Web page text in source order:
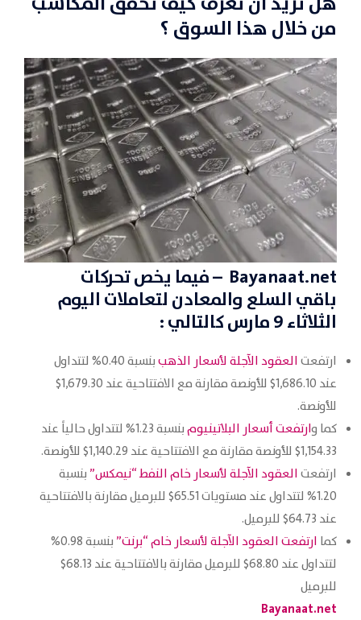
من خلال هذا السوق ؟
Bayanaat.net – فيما يخص تحركات
باقيالسلع والمعادنلتعاملات اليوم
الثلاثاء 9 مارس كالتالي :
ارتفعتالعقود الآجلة لأسعار الذهب
بنسبة 0.40% لتتداول
عند 1,686.10$ للأونصة مقارنة مع الافتتاحية عند 1,679.30$
للأونصة.
كما وارتفعت أسعار البلاتينيوم
بنسبة 1.23% لتتداول حالياً عند
1,154.33$ للأونصة مقارنة مع الافتتاحية عند 1,140.29$ للأونصة.
ارتفعتالعقود الآجلة لأسعار خام النفط “نيمكس” بنسبة
1.20% لتتداول عند مستويات 65.51$ للبرميل مقارنة بالافتتاحية
عند 64.73$ للبرميل.
كما ارتفعت العقود الآجلة لأسعار خام “برنت”
بنسبة 0.98%
لتتداول عند 68.80$ للبرميل مقارنة بالافتتاحية عند 68.13$
للبرميل
Bayanaat.net